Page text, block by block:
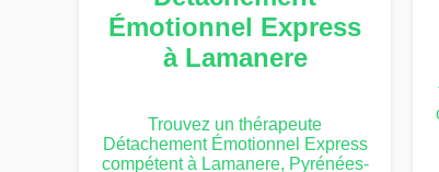
Émotionnel Express
à Lamanere
Trouvez un thérapeute
Détachement Émotionnel Express
compétent à Lamanere, Pyrénées-